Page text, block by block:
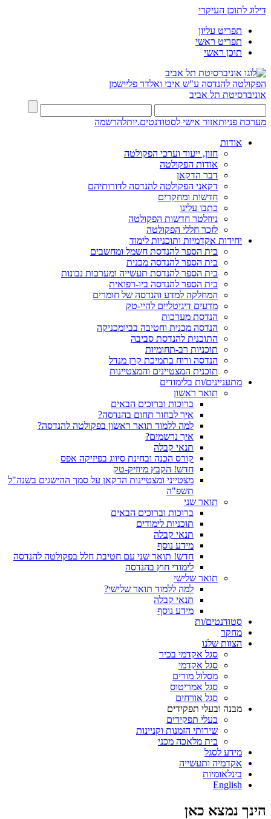
דילוג לתוכן העיקרי
תפריט עליון
תפריט ראשי
תוכן ראשי
הפקולטה להנדסה ע"ש איבי ואלדר פליישמן
אוניברסיטת תל אביב
מערכת פניותאזור אישי לסטודנטים.יותלהרשמה
אודות
חזון, ייעוד וערכי הפקולטה
אודות הפקולטה
דבר הדקאן
דקאני הפקולטה להנדסה לדורותיהם
חדשות ומחקרים
כתבו עלינו
ניוזלטר חדשות הפקולטה
לזכר חללי הפקולטה
יחידות אקדמיות ותוכניות לימוד
בית הספר להנדסת חשמל ומחשבים
בית הספר להנדסה מכנית
בית הספר להנדסת תעשייה ומערכות נבונות
בית הספר להנדסה ביו-רפואית
המחלקה למדע והנדסה של חומרים
מדעים דיגיטליים להיי-טק
הנדסת מערכות
הנדסה מכנית וחטיבה בביומכניקה
התוכנית להנדסת סביבה
תוכניות רב-תחומיות
הנדסה ורוח בתמיכת קרן מנדל
תוכנית המצטיינים והמצטיינות
מתעניינים/ות בלימודים
תואר ראשון
ברוכות וברוכים הבאים
איך לבחור תחום בהנדסה?
למה ללמוד תואר ראשון בפקולטה להנדסה?
איך נרשמים?
תנאי קבלה
קורס הכנה ובחינת סיווג בפיזיקה אפס
חדש! הקבץ מיוזיק-טק
מצטייני ומצטיינות הדקאן על סמך ההישגים בשנה"ל
תשפ"ה
תואר שני
ברוכות וברוכים הבאים
תוכניות לימודים
תנאי קבלה
מידע נוסף
חדש! תואר שני עם חטיבת חלל בפקולטה להנדסה
לימודי חוץ בהנדסה
תואר שלישי
למה ללמוד תואר שלישי?
תנאי קבלה
מידע נוסף
סטודנטים/ות
מחקר
הצוות שלנו
סגל אקדמי בכיר
סגל אקדמי
מסלול מורים
סגל אמריטוס
סגל אורחים
מבנה ובעלי תפקידים
בעלי תפקידים
שירותי הזמנות וקניינות
בית מלאכה מכני
מידע לסגל
אקדמיה ותעשייה
בינלאומיות
English
הינך נמצא כאן